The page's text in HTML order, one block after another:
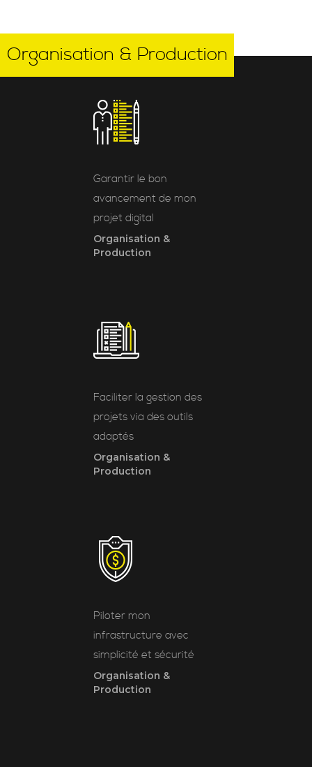
Organisation & Production
Garantir le bon
avancement de mon
projet digital
Organisation &
Production
Faciliter la gestion des
projets via des outils
adaptés
Organisation &
Production
Piloter mon
infrastructure avec
simplicité et sécurité
Organisation &
Production